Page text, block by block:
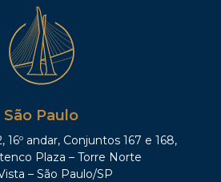
São Paulo
16º andar, Conjuntos 167 e 168,
Plaza – Torre Norte
– São Paulo/SP